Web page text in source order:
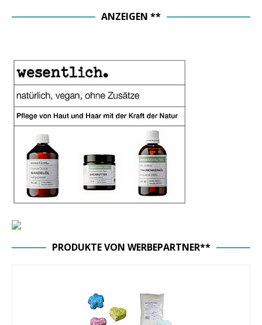
ANZEIGEN **
PRODUKTE VON WERBEPARTNER**